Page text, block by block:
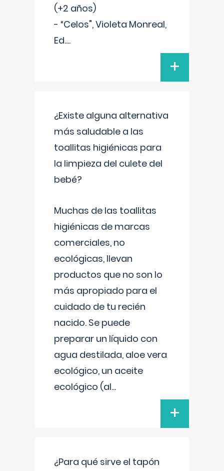
(+2 años)
- “Celos", Violeta Monreal,
Ed....
+
¿Existe alguna alternativa
más saludable a las
toallitas higiénicas para
la limpieza del culete del
bebé?
Muchas de las toallitas
higiénicas de marcas
comerciales, no
ecológicas, llevan
productos que no son lo
más apropiado para el
cuidado de tu recién
nacido. Se puede
preparar un líquido con
agua destilada, aloe vera
ecológico, un aceite
ecológico (al...
+
¿Para qué sirve el tapón